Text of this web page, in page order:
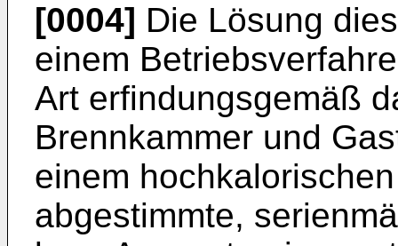
[0004] Die Lösung
einem
Art erfindungsgemäß
Brennkammer und
einem
abgestimmte,